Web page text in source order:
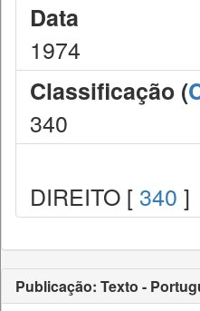
Data
1974
Classificação (
340
DIREITO [ 340 ]
Publicação: Texto -